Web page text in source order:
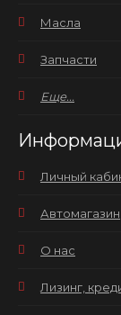
Масла
Запчасти
Еще...
Личный
Автомагазин
О нас
Лизинг,